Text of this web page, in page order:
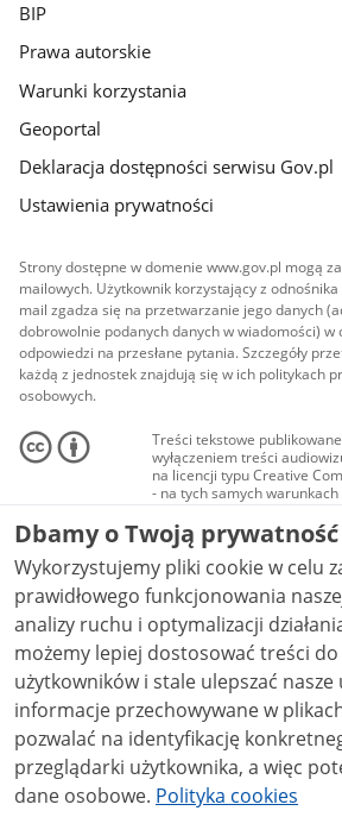
BIP
Prawa autorskie
Warunki korzystania
Geoportal
Deklaracja dostępności serwisu Gov.pl
Ustawienia prywatności
Strony dostępne w domenie www.gov.pl mogą
mailowych. Użytkownik korzystający z
mail zgadza się na przetwarzanie jego danych
dobrowolnie podanych danych w wiadomości) w
odpowiedzi na przesłane pytania. Szczegóły
każdą z jednostek znajdują się w ich politykach
osobowych.
Treści tekstowe
wyłączeniem treści
na licencji typu Creative
- na tych samych warunkach
Materiały audiowizualne, w
audio i wideo, są
Creative Commons: uznanie
niekomercyjne - bez utworów
NC-ND 4.0), o ile nie jest to
Dbamy o Twoją prywatność
Wykorzystujemy pliki cookie w celu
prawidłowego funkcjonowania
analizy ruchu i optymalizacji działania strony.
możemy lepiej dostosować treści
użytkowników i stale ulepszać nasze usługi.
informacje przechowywane w
pozwalać na identyfikację
przeglądarki użytkownika, a więc
dane osobowe. Polityka cookies